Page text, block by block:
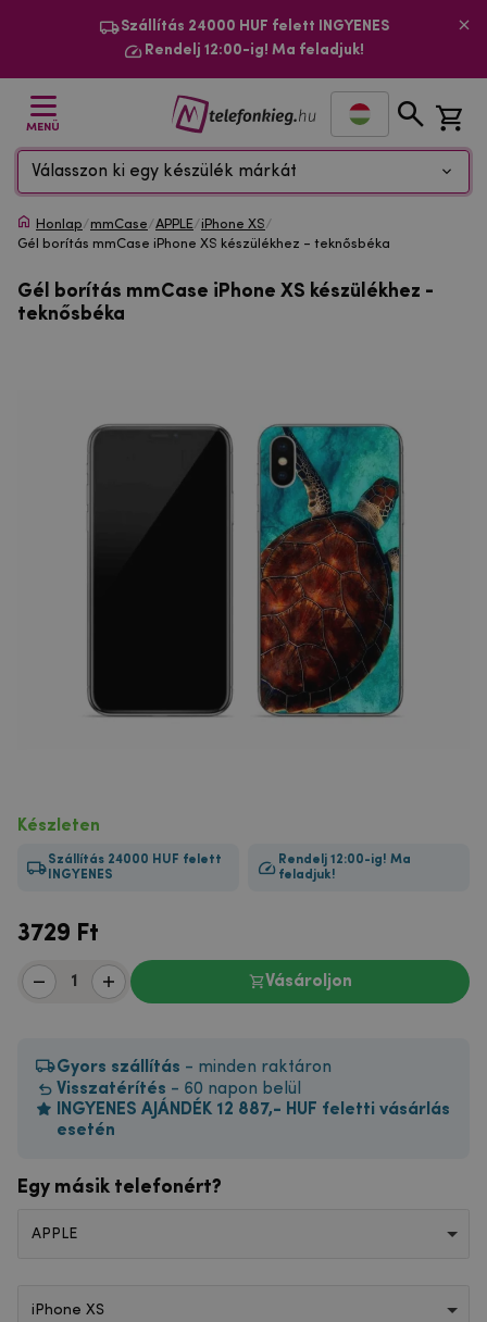
Szállítás 24000 HUF felett INGYENES
Rendelj 12:00-ig! Ma feladjuk!
MENÜ
Válasszon ki egy készülék márkát
Honlap/mmCase/APPLE/iPhone XS/
Gél borítás mmCase iPhone XS készülékhez - teknősbéka
Gél borítás mmCase iPhone XS készülékhez -
teknősbéka
Készleten
Szállítás 24000 HUF felett
INGYENES
Rendelj 12:00-ig! Ma
feladjuk!
3729 Ft
Vásároljon
Gyors szállítás - minden raktáron
Visszatérítés - 60 napon belül
INGYENES AJÁNDÉK 12 887,- HUF feletti vásárlás
esetén
Egy másik telefonért?
APPLE
iPhone XS